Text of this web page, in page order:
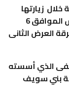
خلال زيارتها
لمصر لأول مرة ، العرض الأول يوم الخميس الموافق 6
العرض الثانى
الذي أسسته
بني سويف